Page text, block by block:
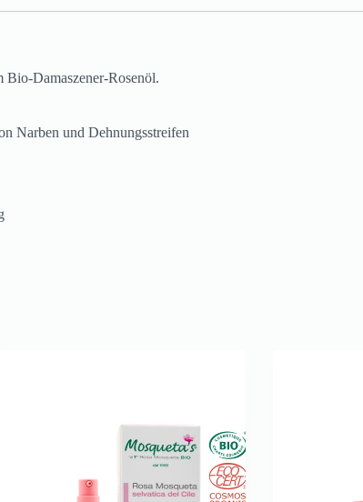
Bio-Damaszener-Rosenöl.
Narben und Dehnungsstreifen